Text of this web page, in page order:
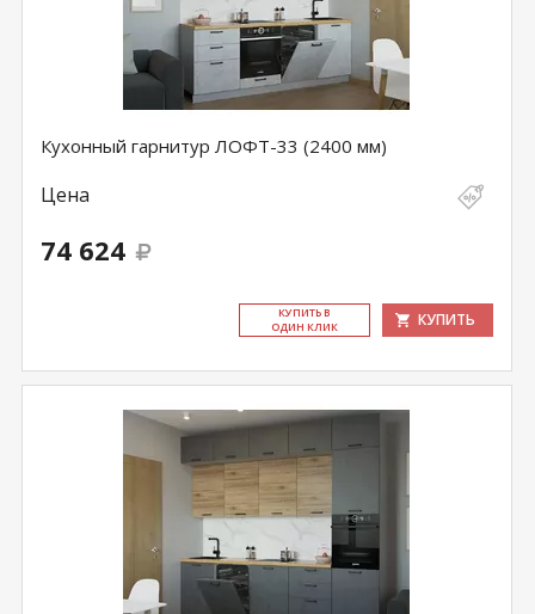
Кухонный гарнитур ЛОФТ-33 (2400 мм)
Цена
74 624
КУ­ПИТЬ В
ОДИН КЛИК
КУПИТЬ